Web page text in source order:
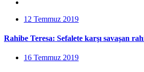
12 Temmuz 2019
Rahibe Teresa: Sefalete karşı savaşan
16 Temmuz 2019